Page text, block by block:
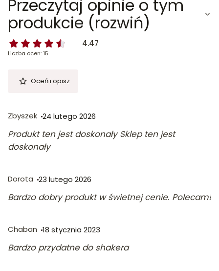
Przeczytaj opinie o tym
produkcie (rozwiń)
4.47
Liczba ocen: 15
Oceń i opisz
Zbyszek 24 lutego 2026
Produkt ten jest doskonały Sklep ten jest
doskonały
Dorota 23 lutego 2026
Bardzo dobry produkt w świetnej cenie. Polecam!
Chaban 18 stycznia 2023
Bardzo przydatne do shakera